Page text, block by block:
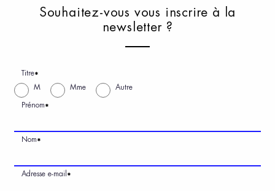
Souhaitez-vous vous i nscrire à
a
newsletter ?
Titre*
M Mme Autre
Prénom*
Nom*
Adresse e-mail *